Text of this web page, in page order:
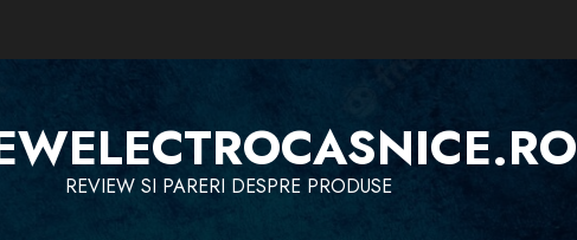
REVIEW SI PARERI DESPRE PRODUSE